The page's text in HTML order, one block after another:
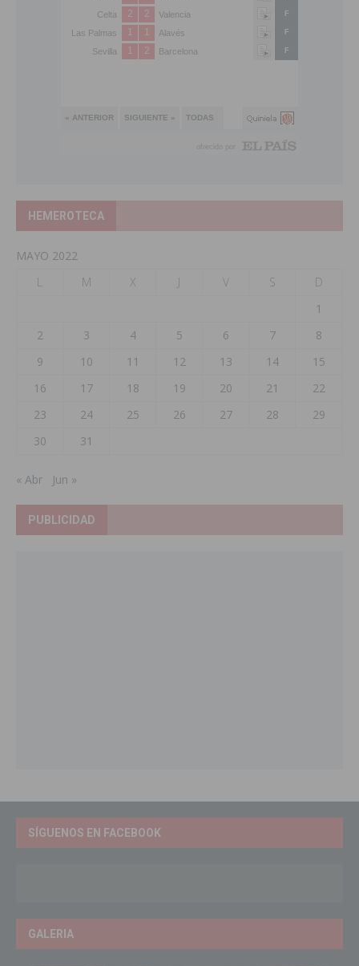
HEMEROTECA
MAYO 2022
L
M X J V S
D
1
2
3 4 5 6 7
8
9
10 11 12 13 14
15
16
17 18 19 20 21
22
23
24 25 26 27 28
29
30
31
« Abr Jun »
PUBLICIDAD
SÍGUENOS EN FACEBOOK
GALERIA